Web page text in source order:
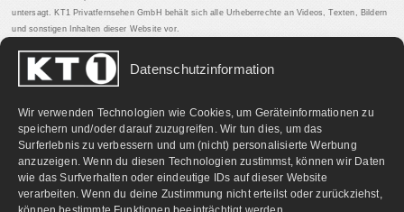
Datenschutzinformation
Wir verwenden Technologien wie Cookies, um Geräteinformationen zu
speichern und/oder darauf zuzugreifen. Wir tun dies, um das
Surferlebnis zu verbessern und um (nicht) personalisierte Werbung
anzuzeigen. Wenn du diesen Technologien zustimmst, können wir Daten
wie das Surfverhalten oder eindeutige IDs auf dieser Website
verarbeiten. Wenn du deine Zustimmung nicht erteilst oder zurückziehst,
untersagt. KT1 Privatfernsehen GmbH behält sich alle Urheberrechte an Videos, Texten, Bildern
und sonstigen Inhalten dieser Website vor.
PARTNERLINKS: